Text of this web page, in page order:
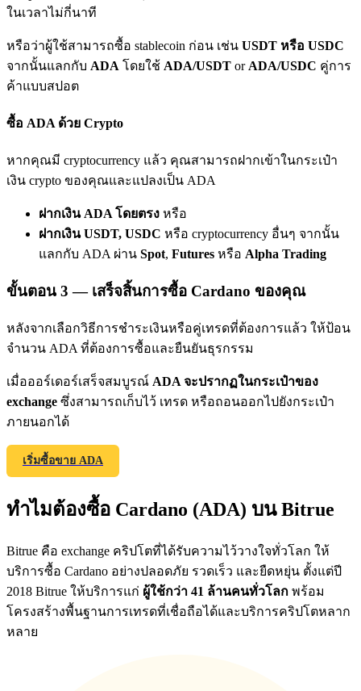
Deposit CASHCAT & Win
Deposit CASHCAT & Win
Exclusive for BitMart Users
Register & Trade to Win 500,000 USDT
Trade Gold & Silver · 33,333 USDT Bonus
USDT Flexible Staking | Daily Rewards
ในเวลาไม่กี่นาที
หรือว่าผู้ใช้สามารถซื้อ stablecoin ก่อน เช่น USDT หรือ USDC
จากนั้นแลกกับ ADA โดยใช้ ADA/USDT or ADA/USDC คู่การ
ค้าแบบสปอต
ซื้อ ADA ด้วย Crypto
หากคุณมี cryptocurrency แล้ว คุณสามารถฝากเข้าในกระเป๋า
เงิน crypto ของคุณและแปลงเป็น ADA
ฝากเงิน ADA โดยตรง หรือ
ฝากเงิน USDT, USDC หรือ cryptocurrency อื่นๆ จากนั้น
แลกกับ ADA ผ่าน Spot, Futures หรือ Alpha Trading
ขั้นตอน 3 — เสร็จสิ้นการซื้อ Cardano ของคุณ
หลังจากเลือกวิธีการชำระเงินหรือคู่เทรดที่ต้องการแล้ว ให้ป้อน
จำนวน ADA ที่ต้องการซื้อและยืนยันธุรกรรม
เมื่อออร์เดอร์เสร็จสมบูรณ์ ADA จะปรากฏในกระเป๋าของ
exchange ซึ่งสามารถเก็บไว้ เทรด หรือถอนออกไปยังกระเป๋า
ภายนอกได้
เริ่มซื้อขาย ADA
ทำไมต้องซื้อ Cardano (ADA) บน Bitrue
Bitrue คือ exchange คริปโตที่ได้รับความไว้วางใจทั่วโลก ให้
บริการซื้อ Cardano อย่างปลอดภัย รวดเร็ว และยืดหยุ่น ตั้งแต่ปี
2018 Bitrue ให้บริการแก่ ผู้ใช้กว่า 41 ล้านคนทั่วโลก พร้อม
โครงสร้างพื้นฐานการเทรดที่เชื่อถือได้และบริการคริปโตหลาก
หลาย